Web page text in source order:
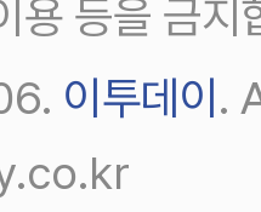
용 등을 금지
이투데이.